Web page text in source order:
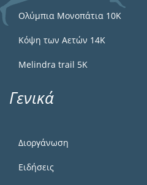
Ολύμπια Μονοπάτια 10Κ
Κόψη των Αετών 14Κ
Melindra trail 5Κ
Γενικά
Διοργάνωση
Ειδήσεις